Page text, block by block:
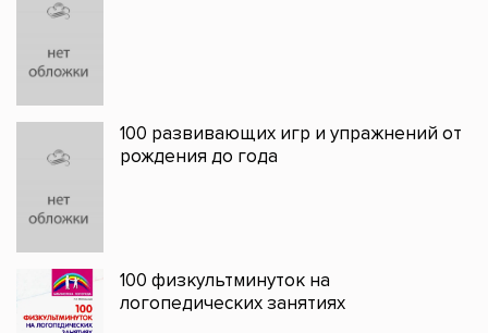
100 развивающих игр и упражнений от
рождения до года
100 физкультминуток на
логопедических занятиях